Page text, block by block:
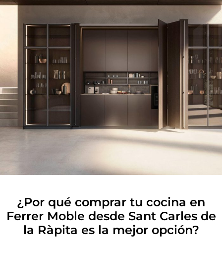
¿Por qué comprar tu cocina en
Ferrer Moble desde Sant Carles de
la Ràpita es la mejor opción?